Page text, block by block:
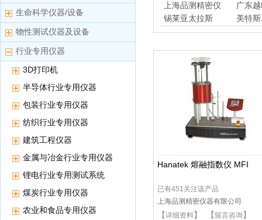
生命科学仪器/设备
物性测试仪器及设备
行业专用仪器
3D打印机
半导体行业专用仪器
包装行业专用仪器
纺织行业专用仪器
建筑工程仪器
金属与冶金行业专用仪器
锂电行业专用测试系统
煤炭行业专用仪器
农业和食品专用仪器
上海品测精密仪
器
广东
锡莱亚太拉斯
美特
Hanatek 熔融指数仪 MFI
已有451关注该产品
上海品测精密仪器有限公司
【详细资料】 【 留言咨询 】